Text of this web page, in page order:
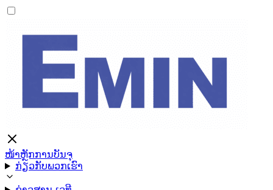
ໜ້າຫຼັກການບັນຈຸ
ກ່ຽວກັບພວກເຮົາ